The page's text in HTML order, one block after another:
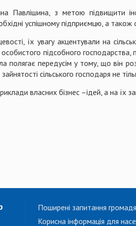
Павлішина, з метою підвищити
успішному підприємцю, а
їх увагу акцентували на
підсобного господарства,
полягає передусім у тому, що він
сільського господаря не
власних бізнес –ідей, а на їх
Поширені запитання
Корисна інформація для